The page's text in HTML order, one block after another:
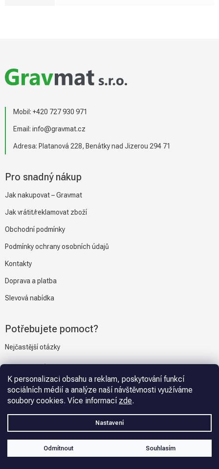
K personalizaci obsahu a reklam, poskytování funkcí
sociálních médií a analýze naší návštěvnosti využíváme
soubory cookies. Více informací zde.
Nastavení
Odmítnout Souhlasím
p
a
Mobil: +420 727 930 971
Email: info@gravmat.cz
Adresa: Platanová 228, Benátky nad Jizerou 294 71
Pro snadný nákup
Jak nakupovat – Gravmat
Jak vrátit/reklamovat zboží
Obchodní podmínky
Podmínky ochrany osobních údajů
Kontakty
Doprava a platba
Slevová nabídka
Potřebujete pomoct?
Nejčastější otázky
Copyright 2026Gravmat.cz. Všechna práva vyhrazena.Upravit